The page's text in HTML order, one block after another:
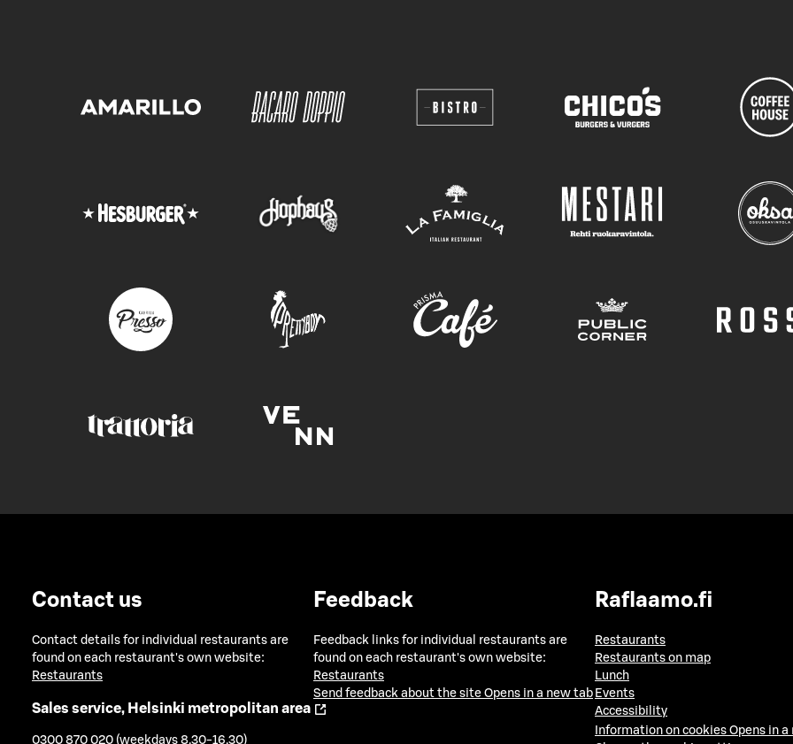
Contact us
Contact details for individual restaurants are
found on each restaurant's own website:
Restaurants
Sales service, Helsinki metropolitan area
0300 870 020 (weekdays 8.30-16.30)
Feedback
Feedback links for individual restaurants are
found on each restaurant's own website:
Restaurants
Send feedback about the site Opens in a new tab
Raflaamo.fi
Restaurants
Restaurants on map
Lunch
Events
Accessibility
Information on cookies Opens in